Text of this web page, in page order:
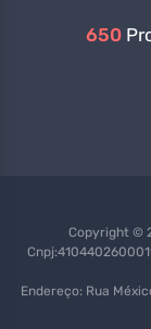
650
Copyright ©
Endereço: Rua